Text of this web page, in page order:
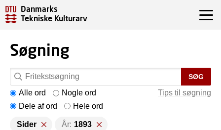
Danmarks
Tekniske Kulturarv
Søgning
SØG
Tips til søgning
Alle ord
Nogle ord
Dele af ord
Hele ord
Sider År: 1893